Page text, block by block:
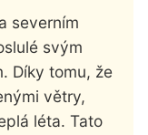
severním
svým
Díky tomu, že
větry,
léta. Tato